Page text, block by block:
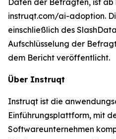
Daten der Befragten, ist
instruqt.com/ai-adoption.
einschließlich des
Aufschlüsselung der
dem Bericht veröffentlicht.
Über Instruqt
Instruqt ist die
Einführungsplattform, mit
Softwareunternehmen